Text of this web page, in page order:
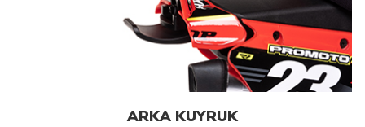
ARKA KUYRUK